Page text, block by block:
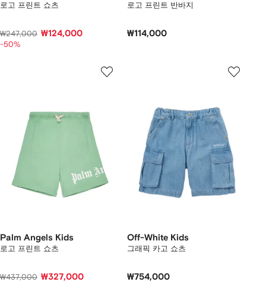
로고 프린트 쇼츠
₩247,000 ₩124,000
-50%
로고 프린트 반바지
₩114,000
Palm Angels Kids
로고 프린트 쇼츠
₩437,000 ₩327,000
Off-White Kids
그래픽 카고 쇼츠
₩754,000